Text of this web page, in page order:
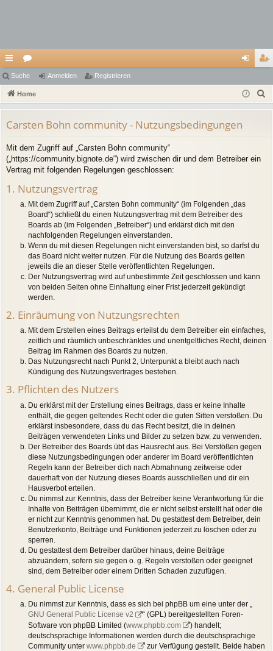
ch
ne
ug
riff
or
en m
de
ist
Suche Anmelden Registrieren
Home
Carsten Bohn community - Nutzungsbedingungen
Mit dem Zugriff auf „Carsten Bohn community“
(„https://community.bignote.de“) wird zwischen dir und dem Betreiber ein
Vertrag mit folgenden Regelungen geschlossen:
1. Nutzungsvertrag
Mit dem Zugriff auf „Carsten Bohn community“ (im Folgenden „das
Board“) schließt du einen Nutzungsvertrag mit dem Betreiber des
Boards ab (im Folgenden „Betreiber“) und erklärst dich mit den
nachfolgenden Regelungen einverstanden.
Wenn du mit diesen Regelungen nicht einverstanden bist, so darfst du
das Board nicht weiter nutzen. Für die Nutzung des Boards gelten
jeweils die an dieser Stelle veröffentlichten Regelungen.
Der Nutzungsvertrag wird auf unbestimmte Zeit geschlossen und kann
von beiden Seiten ohne Einhaltung einer Frist jederzeit gekündigt
werden.
2. Einräumung von Nutzungsrechten
Mit dem Erstellen eines Beitrags erteilst du dem Betreiber ein einfaches,
zeitlich und räumlich unbeschränktes und unentgeltliches Recht, deinen
Beitrag im Rahmen des Boards zu nutzen.
Das Nutzungsrecht nach Punkt 2, Unterpunkt a bleibt auch nach
Kündigung des Nutzungsvertrages bestehen.
3. Pflichten des Nutzers
Du erklärst mit der Erstellung eines Beitrags, dass er keine Inhalte
enthält, die gegen geltendes Recht oder die guten Sitten verstoßen. Du
erklärst insbesondere, dass du das Recht besitzt, die in deinen
Beiträgen verwendeten Links und Bilder zu setzen bzw. zu verwenden.
Der Betreiber des Boards übt das Hausrecht aus. Bei Verstößen gegen
diese Nutzungsbedingungen oder anderer im Board veröffentlichten
Regeln kann der Betreiber dich nach Abmahnung zeitweise oder
dauerhaft von der Nutzung dieses Boards ausschließen und dir ein
Hausverbot erteilen.
Du nimmst zur Kenntnis, dass der Betreiber keine Verantwortung für die
Inhalte von Beiträgen übernimmt, die er nicht selbst erstellt hat oder die
er nicht zur Kenntnis genommen hat. Du gestattest dem Betreiber, dein
Benutzerkonto, Beiträge und Funktionen jederzeit zu löschen oder zu
sperren.
Du gestattest dem Betreiber darüber hinaus, deine Beiträge
abzuändern, sofern sie gegen o. g. Regeln verstoßen oder geeignet
sind, dem Betreiber oder einem Dritten Schaden zuzufügen.
4. General Public License
Du nimmst zur Kenntnis, dass es sich bei phpBB um eine unter der „
GNU General Public License v2
“ (GPL) bereitgestellten Foren-
Software von phpBB Limited (www.phpbb.com
) handelt;
deutschsprachige Informationen werden durch die deutschsprachige
Community unter www.phpbb.de
zur Verfügung gestellt. Beide haben